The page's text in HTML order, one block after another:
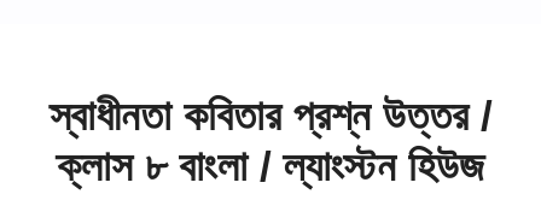
স্বাধীনতা কবিতার প্রশ্ন উত্তর /
ক্লাস ৮ বাংলা / ল্যাংস্টন হিউজ